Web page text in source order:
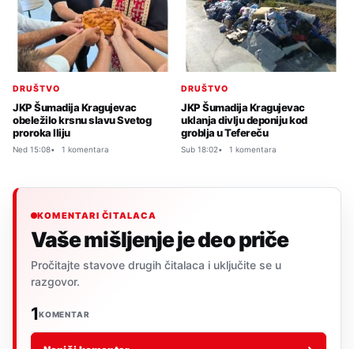
DRUŠTVO
JKP Šumadija Kragujevac
obeležilo krsnu slavu Svetog
proroka Iliju
Ned 15:08 1 komentara
DRUŠTVO
JKP Šumadija Kragujevac
uklanja divlju deponiju kod
groblja u Tefereču
Sub 18:02 1 komentara
KOMENTARI ČITALACA
Vaše mišljenje je deo priče
Pročitajte stavove drugih čitalaca i uključite se u
razgovor.
1KOMENTAR